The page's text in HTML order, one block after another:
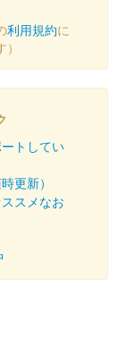
の島原城築城
原城七万石武将
の城郭合体オ
利用規約に
トしてい
更新）
スメなお